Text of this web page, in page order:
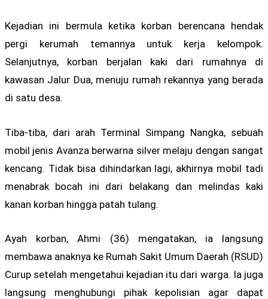
Kejadian ini bermula ketika korban berencana hendak
pergi kerumah temannya untuk kerja kelompok.
Selanjutnya, korban berjalan kaki dari rumahnya di
kawasan Jalur Dua, menuju rumah rekannya yang berada
di satu desa.
Tiba-tiba, dari arah Terminal Simpang Nangka, sebuah
mobil jenis Avanza berwarna silver melaju dengan sangat
kencang. Tidak bisa dihindarkan lagi, akhirnya mobil tadi
menabrak bocah ini dari belakang dan melindas kaki
kanan korban hingga patah tulang.
Ayah korban, Ahmi (36) mengatakan, ia langsung
membawa anaknya ke Rumah Sakit Umum Daerah (RSUD)
Curup setelah mengetahui kejadian itu dari warga. Ia juga
langsung menghubungi pihak kepolisian agar dapat